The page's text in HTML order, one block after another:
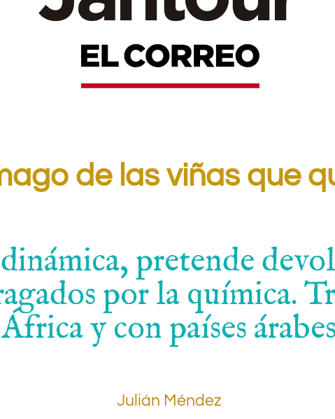
de las viñas que
pretende
por la química.
África y con países árabes
Julián Méndez